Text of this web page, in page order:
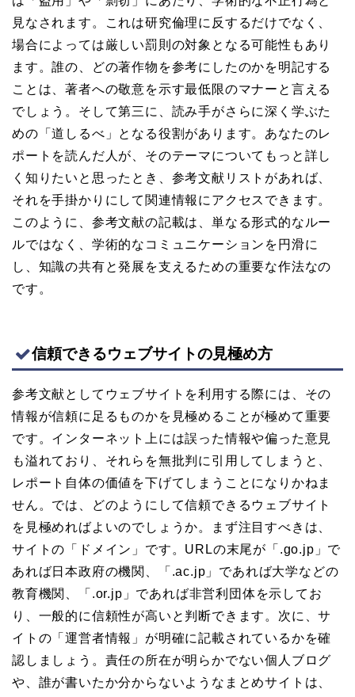
見なされます。これは研究倫理に反するだけでなく、
場合によっては厳しい罰則の対象となる可能性もあり
ます。誰の、どの著作物を参考にしたのかを明記する
ことは、著者への敬意を示す最低限のマナーと言える
でしょう。そして第三に、読み手がさらに深く学ぶた
めの「道しるべ」となる役割があります。あなたのレ
ポートを読んだ人が、そのテーマについてもっと詳し
く知りたいと思ったとき、参考文献リストがあれば、
それを手掛かりにして関連情報にアクセスできます。
このように、参考文献の記載は、単なる形式的なルー
ルではなく、学術的なコミュニケーションを円滑に
し、知識の共有と発展を支えるための重要な作法なの
です。
信頼できるウェブサイトの見極め方
参考文献としてウェブサイトを利用する際には、その
情報が信頼に足るものかを見極めることが極めて重要
です。インターネット上には誤った情報や偏った意見
も溢れており、それらを無批判に引用してしまうと、
レポート自体の価値を下げてしまうことになりかねま
せん。では、どのようにして信頼できるウェブサイト
を見極めればよいのでしょうか。まず注目すべきは、
サイトの「ドメイン」です。URLの末尾が「.go.jp」で
あれば日本政府の機関、「.ac.jp」であれば大学などの
教育機関、「.or.jp」であれば非営利団体を示してお
り、一般的に信頼性が高いと判断できます。次に、サ
イトの「運営者情報」が明確に記載されているかを確
認しましょう。責任の所在が明らかでない個人ブログ
や、誰が書いたか分からないようなまとめサイトは、